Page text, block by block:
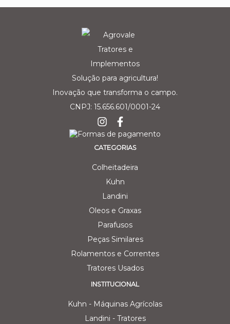
Solução para agricultura!
Inovação que transforma o campo.
CNPJ: 15.656.601/0001-24
CATEGORIAS
Colheitadeira
Kuhn
Landini
Oleos e Graxas
Parafusos
Peças Similares
Rolamentos e Correntes
Tratores Usados
INSTITUCIONAL
Kuhn - Máquinas Agrícolas
Landini - Tratores